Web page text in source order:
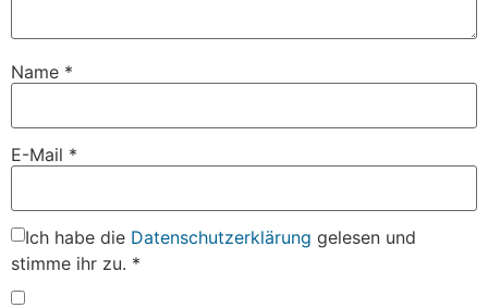
Name *
E-Mail *
Ich habe die Datenschutzerklärung gelesen und
stimme ihr zu. *